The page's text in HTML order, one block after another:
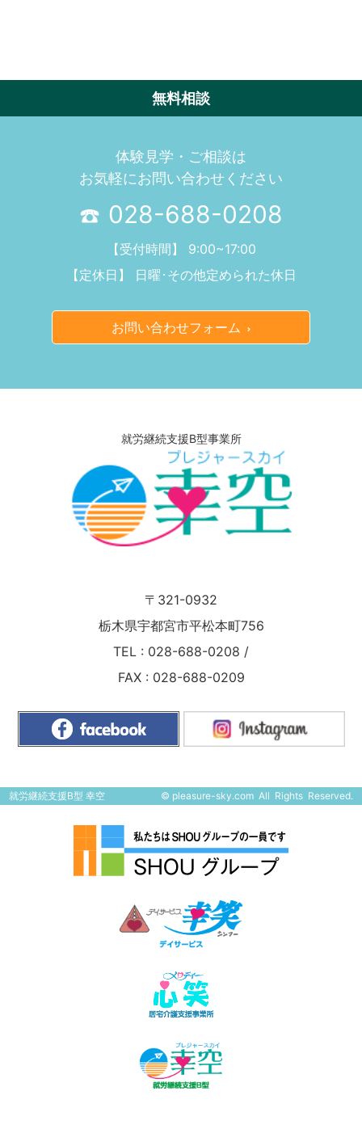
無料相談
体験見学・ご相談は
お気軽にお問い合わせください
028-688-0208
【受付時間】 9:00~17:00
【定休日】 日曜･その他定められた休日
お問い合わせフォーム
就労継続支援B型事業所
〒321-0932
栃木県宇都宮市平松本町756
TEL : 028-688-0208 /
FAX : 028-688-0209
就労継続支援B型 幸空 © pleasure-sky.comAll Rights Reserved.